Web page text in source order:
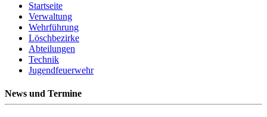
Startseite
Verwaltung
Wehrführung
Löschbezirke
Abteilungen
Technik
Jugendfeuerwehr
News und Termine